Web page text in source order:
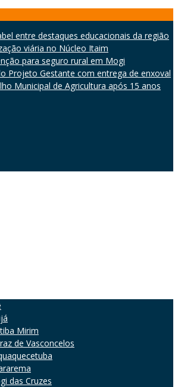
entre destaques educacionais da região
viária no Núcleo Itaim
para seguro rural em Mogi
Projeto Gestante com entrega de enxoval
Municipal de Agricultura após 15 anos
Mirim
de Vasconcelos
das Cruzes